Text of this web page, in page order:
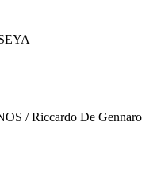
/ Riccardo De Gennaro